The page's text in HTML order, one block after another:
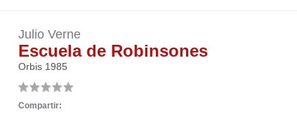
Julio Verne
Escuela de Robinsones
Orbis 1985
Compartir: